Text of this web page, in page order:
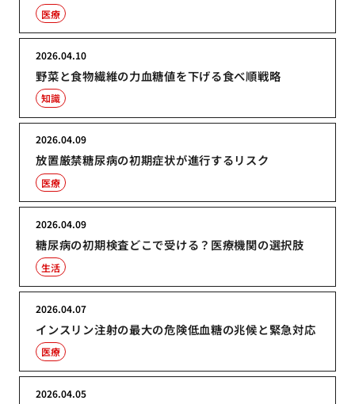
医療
野菜と食物繊維の力血糖値を下げる食べ順戦略
2026.04.10
知識
放置厳禁糖尿病の初期症状が進行するリスク
2026.04.09
医療
糖尿病の初期検査どこで受ける？医療機関の選択肢
2026.04.09
生活
インスリン注射の最大の危険低血糖の兆候と緊急対応
2026.04.07
医療
2026.04.05